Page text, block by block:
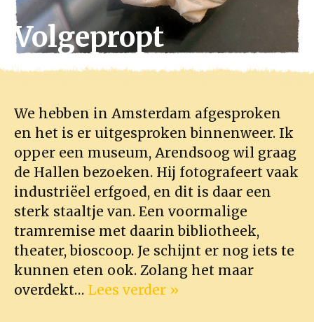
Volgepropt
We hebben in Amsterdam afgesproken
en het is er uitgesproken binnenweer. Ik
opper een museum, Arendsoog wil graag
de Hallen bezoeken. Hij fotografeert vaak
industriëel erfgoed, en dit is daar een
sterk staaltje van. Een voormalige
tramremise met daarin bibliotheek,
theater, bioscoop. Je schijnt er nog iets te
kunnen eten ook. Zolang het maar
overdekt… Lees verder »